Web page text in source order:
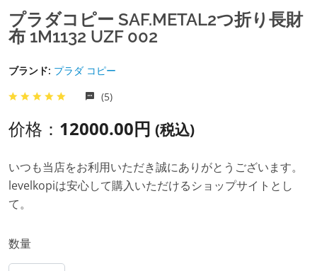
プラダコピー SAF.METAL2つ折り長財
布 1M1132 UZF 002
ブランド: プラダ コピー
(5)
价格： 12000.00円 (税込)
いつも当店をお利用いただき誠にありがとうございます。
levelkopiは安心して購入いただけるショップサイトとし
て。
数量